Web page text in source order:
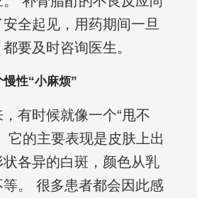
全起见，用药期间一旦
要及时咨询医生。
性“小麻烦”
有时候就像一个“甩不
它的主要表现是皮肤上出
各异的白斑，颜色从乳
。 很多患者都会因此感